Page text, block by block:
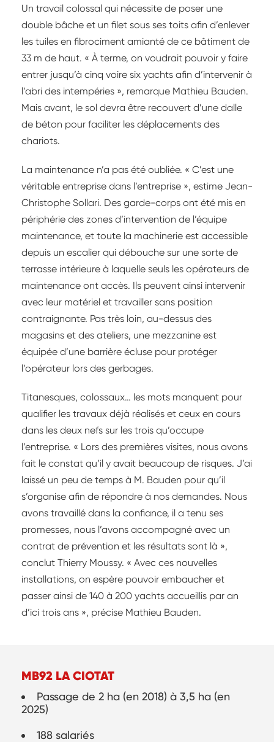
Un travail colossal qui nécessite de poser une
double bâche et un filet sous ses toits afin d’enlever
les tuiles en fibrociment amianté de ce bâtiment de
33 m de haut. « À terme, on voudrait pouvoir y faire
entrer jusqu’à cinq voire six yachts afin d’intervenir à
l’abri des intempéries », remarque Mathieu Bauden.
Mais avant, le sol devra être recouvert d’une dalle
de béton pour faciliter les déplacements des
chariots.
La maintenance n’a pas été oubliée. « C’est une
véritable entreprise dans l’entreprise », estime Jean-
Christophe Sollari. Des garde-corps ont été mis en
périphérie des zones d’intervention de l’équipe
maintenance, et toute la machinerie est accessible
depuis un escalier qui débouche sur une sorte de
terrasse intérieure à laquelle seuls les opérateurs de
maintenance ont accès. Ils peuvent ainsi intervenir
avec leur matériel et travailler sans position
contraignante. Pas très loin, au-dessus des
magasins et des ateliers, une mezzanine est
équipée d’une barrière écluse pour protéger
l’opérateur lors des gerbages.
Titanesques, colossaux… les mots manquent pour
qualifier les travaux déjà réalisés et ceux en cours
dans les deux nefs sur les trois qu’occupe
l’entreprise. « Lors des premières visites, nous avons
fait le constat qu’il y avait beaucoup de risques. J’ai
laissé un peu de temps à M. Bauden pour qu’il
s’organise afin de répondre à nos demandes. Nous
avons travaillé dans la confiance, il a tenu ses
promesses, nous l’avons accompagné avec un
contrat de prévention et les résultats sont là »,
conclut Thierry Moussy. « Avec ces nouvelles
installations, on espère pouvoir embaucher et
passer ainsi de 140 à 200 yachts accueillis par an
d’ici trois ans », précise Mathieu Bauden.
MB92 LA CIOTAT
Passage de 2 ha (en 2018) à 3,5 ha (en
2025)
188 salariés